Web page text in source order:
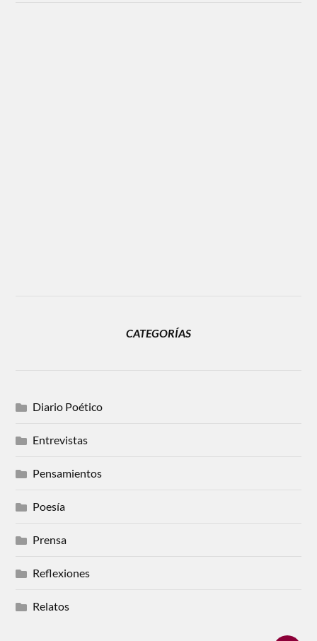
CATEGORÍAS
Diario Poético
Entrevistas
Pensamientos
Poesía
Prensa
Reflexiones
Relatos